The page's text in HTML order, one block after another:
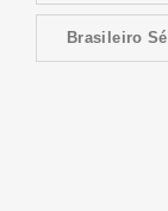
Brasileiro